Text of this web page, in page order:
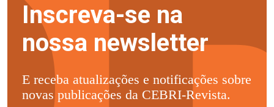
Inscreva-se na
nossa newsletter
E receba atualizações e notificações sobre
novas publicações da CEBRI-Revista.